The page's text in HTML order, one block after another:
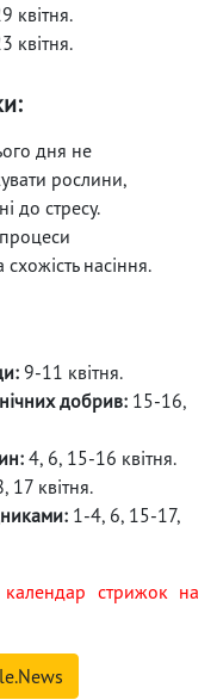
квітня.
квітня.
дня не
рослини,
до стресу.
насіння.
9-11 квітня.
добрив: 15-16,
4, 6, 15-16 квітня.
17 квітня.
1-4, 6, 15-17,
календар стрижок на